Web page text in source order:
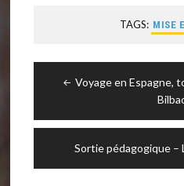
TAGS: MISE
Voyage en Espagne,
Sortie pédagogique –